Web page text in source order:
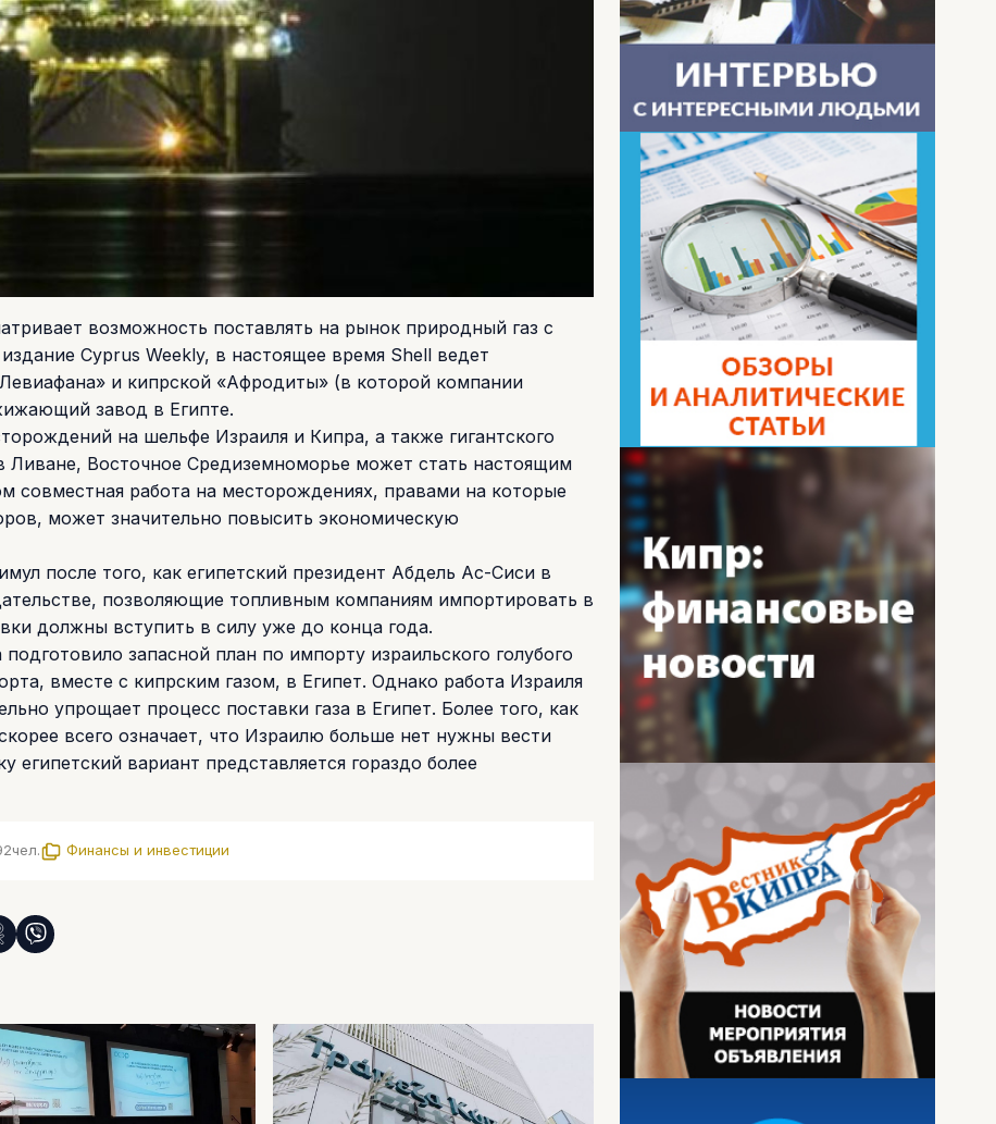
возможность поставлять на рынок природный газ с
Cyprus Weekly, в настоящее время Shell ведет
и кипрской «Афродиты» (в которой компании
завод в Египте.
на шельфе Израиля и Кипра, а также гигантского
Ливане, Восточное Средиземноморье может стать настоящим
совместная работа на месторождениях, правами на которые
может значительно повысить экономическую
после того, как египетский президент Абдель Ас-Сиси в
позволяющие топливным компаниям импортировать в
должны вступить в силу уже до конца года.
запасной план по импорту израильского голубого
вместе с кипрским газом, в Египет. Однако работа Израиля
упрощает процесс поставки газа в Египет. Более того, как
всего означает, что Израилю больше нет нужны вести
вариант представляется гораздо более
чел. Финансы и инвестиции